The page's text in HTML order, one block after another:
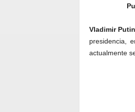
Vladimir
presidencia,
actualmente